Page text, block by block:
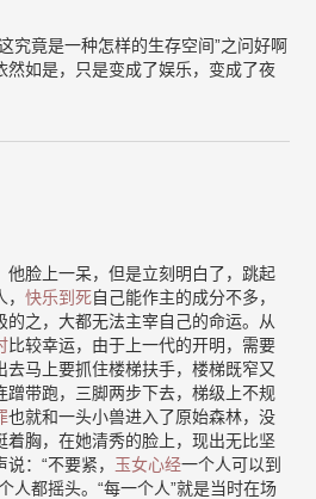
究竟是一种怎样的生存空间”之问好啊
然如是，只是变成了娱乐，变成了夜
他脸上一呆，但是立刻明白了，跳起
，快乐到死自己能作主的成分不多，
的之，大都无法主宰自己的命运。从
比较幸运，由于上一代的开明，需要
去马上要抓住楼梯扶手，楼梯既窄又
蹭带跑，三脚两步下去，梯级上不规
也就和一头小兽进入了原始森林，没
着胸，在她清秀的脸上，现出无比坚
：“不要紧， 玉女心经一个人可以到
人都摇头。“每一个人”就是当时在场